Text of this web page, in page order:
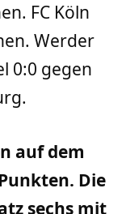
FC Köln
Werder
0:0 gegen
auf dem
Die
sechs mit